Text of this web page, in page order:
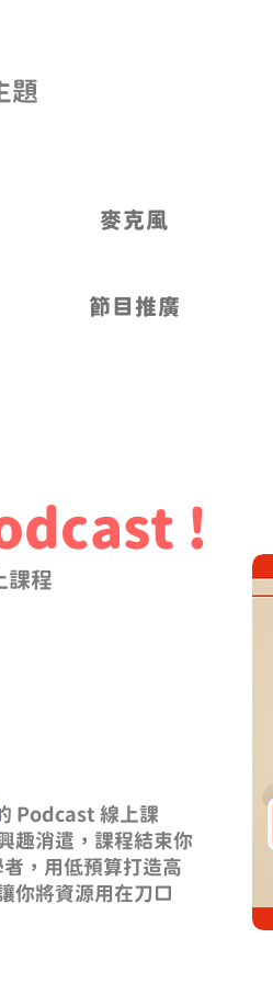
題
麥克風
節目推廣
!
課程
Podcast 線上課
趣消遣，課程結束你
，用低預算打造高
你將資源用在刀口